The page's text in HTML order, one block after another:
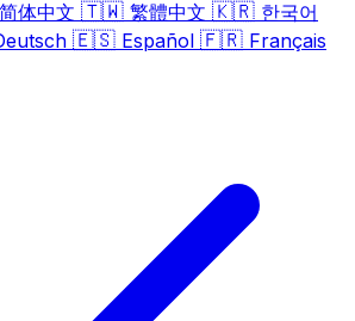
简体中文 🇹🇼 繁體中文 🇰🇷 한국어
🇪🇸 Español 🇫🇷 Français